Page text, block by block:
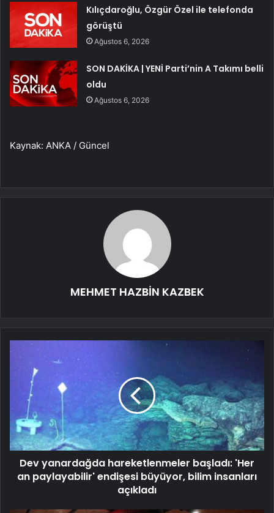
Kılıçdaroğlu, Özgür Özel ile telefonda
görüştü
Ağustos 6, 2026
SON DAKİKA | YENİ Parti’nin A Takımı belli
oldu
Ağustos 6, 2026
Kaynak: ANKA / Güncel
MEHMET HAZBİN KAZBEK
Dev yanardağda hareketlenmeler başladı: 'Her
an paylayabilir' endişesi büyüyor, bilim insanları
açıkladı